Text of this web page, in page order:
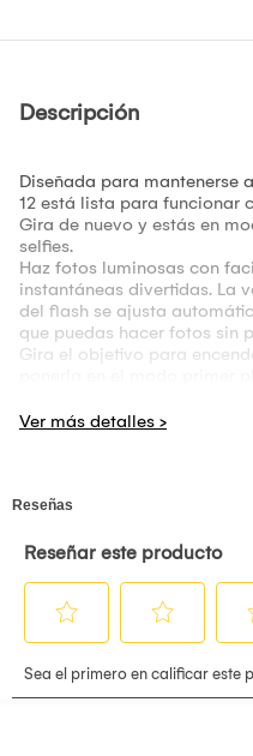
Descripción
Diseñada para mantenerse
12 está lista para funcionar
Gira de nuevo y estás en
selfies.
Haz fotos luminosas con
instantáneas divertidas. La
del flash se ajusta
que puedas hacer fotos sin
Gira el objetivo para
Si te ves en el espejo selfie
prueba.